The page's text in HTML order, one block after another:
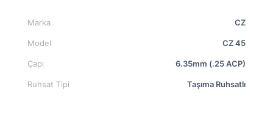
Marka CZ
Model CZ 45
Çapı 6.35mm (.25 ACP)
Ruhsat Tipi Taşıma Ruhsatlı